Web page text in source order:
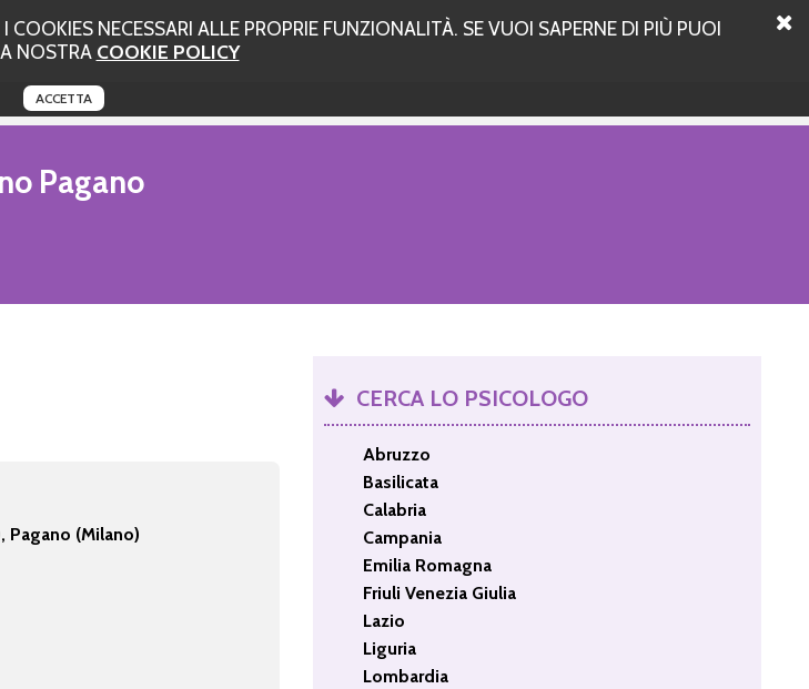
NECESSARI ALLE PROPRIE FUNZIONALITÀ. SE VUOI SAPERNE DI PIÙ PUOI
NOSTRA COOKIE POLICY
ACCETTA
Pagano
Pagano (Milano)
CERCA LO PSICOLOGO
Abruzzo
Basilicata
Calabria
Campania
Emilia Romagna
Friuli Venezia Giulia
Lazio
Liguria
Lombardia